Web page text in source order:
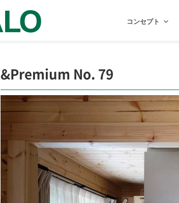
コンセプト
&Premium No. 79